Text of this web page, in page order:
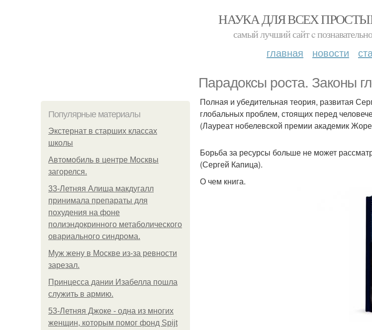
НАУКА ДЛЯ ВСЕХ
самый лучший сайт c
главная новости
Парадоксы роста. Законы
Популярные материалы
Экстернат в старших классах
школы
Автомобиль в центре Москвы
загорелся.
33-Летняя Алиша макдугалл
принимала препараты для
похудения на фоне
полиэндокринного метаболического
овариального синдрома.
Mуж жену в Москве из-за ревности
зарезал.
Принцесса дании Изабелла пошла
служить в армию.
53-Летняя Джоке - одна из многих
женщин, которым помог фонд Spijt
Полная и убедительная теория, развитая
глобальных проблем, стоящих перед
(Лауреат нобелевской премии академик
Борьба за ресурсы больше не может
(Сергей Капица).
О чем книга.